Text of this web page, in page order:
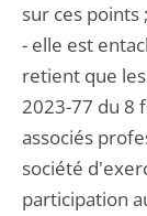
sur ces points ;
- elle est
retient que
2023-77 du 8
associés
société
participation